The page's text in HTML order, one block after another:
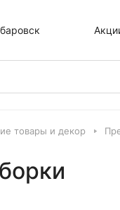
товары и декор